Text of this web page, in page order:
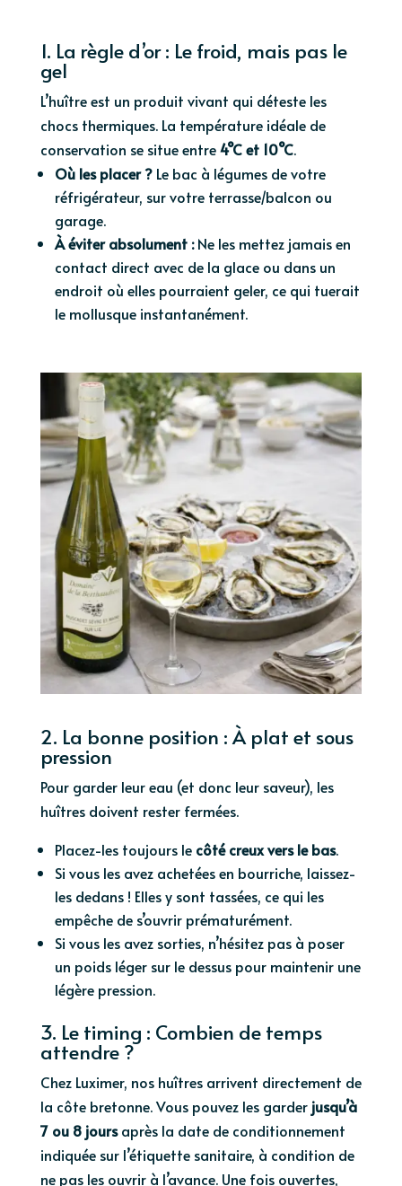
1. La règle d’or : Le froid, mais pas le
gel
L’huître est un produit vivant qui déteste les
chocs thermiques. La température idéale de
conservation se situe entre4°C et 10°C.
Où les placer ?Le bac à légumes de votre
réfrigérateur, sur votre terrasse/balcon ou
garage.
À éviter absolument :Ne les mettez jamais en
contact direct avec de la glace ou dans un
endroit où elles pourraient geler, ce qui tuerait
le mollusque instantanément.
2. La bonne position : À plat et sous
pression
Pour garder leur eau (et donc leur saveur), les
huîtres doivent rester fermées.
Placez-les toujours le côté creux vers le bas.
Si vous les avez achetées en bourriche, laissez-
les dedans ! Elles y sont tassées, ce qui les
empêche de s’ouvrir prématurément.
Si vous les avez sorties, n’hésitez pas à poser
un poids léger sur le dessus pour maintenir une
légère pression.
3. Le timing : Combien de temps
attendre ?
Chez Luximer, nos huîtres arrivent directement de
la côte bretonne. Vous pouvez les garder jusqu’à
7 ou 8 joursaprès la date de conditionnement
indiquée sur l’étiquette sanitaire, à condition de
ne pas les ouvrir à l’avance. Une fois ouvertes,